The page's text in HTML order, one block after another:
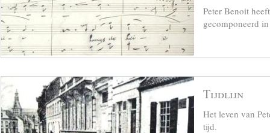
Peter Benoit
gecomponeerd
Tijdlijn
Het leven van
tijd.